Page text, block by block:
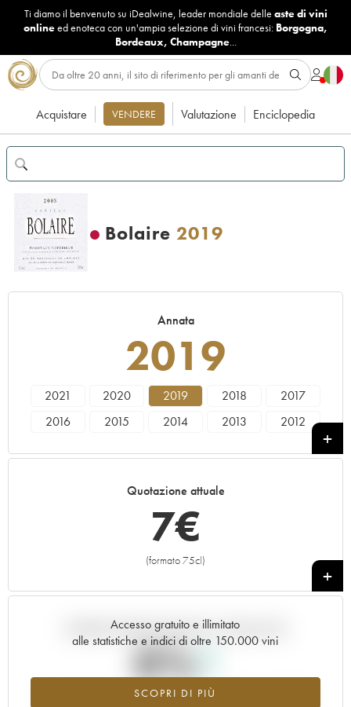
Ti diamo il benvenuto su iDealwine, leader mondiale delle aste di vini
onlineed enoteca con un'ampia selezione di vini francesi: Borgogna,
Bordeaux, Champagne...
Acquistare VENDERE Valutazione Enciclopedia
Bolaire 2019
Annata
2019
2021 2020 2019 2018
2017
2016
2015 2014 2013
2012
Quotazione attuale
7€
(formato 75cl)
+
Accesso gratuito e illimitato
alle statistiche e indici di oltre 150.000 vini
SCOPRI DI PIÙ
Andamento della quotazione in tempo reale
0%
Valore in aumento per l'annata 2019 nel 2026 rispetto al 2025